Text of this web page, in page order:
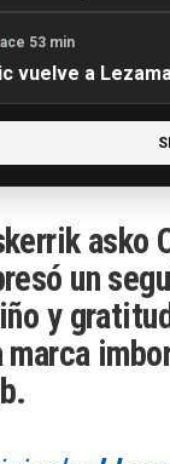
53 min
vuelve a
asko
un
y
marca